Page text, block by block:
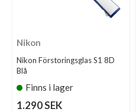
Nikon
Nikon Förstoringsglas S1 8D
Blå
Finns i lager
1.290 SEK